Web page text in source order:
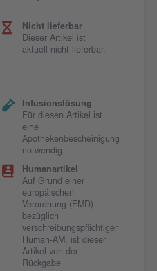
Nicht lieferbar
Dieser Artikel ist
aktuell nicht lieferbar.
Infusionslösung
Für diesen Artikel ist
eine
Apothekenbescheinigung
notwendig.
Humanartikel
Auf Grund einer
europäischen
Verordnung (FMD)
bezüglich
verschreibungspflichtiger
Human-AM, ist dieser
Artikel von der
Rückgabe